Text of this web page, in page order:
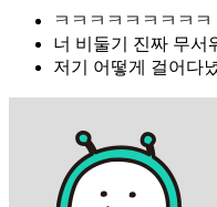
ㅋㅋㅋㅋㅋㅋㅋㅋㅋ
너 비둘기 진짜 무서
저기 어떻게 걸어다